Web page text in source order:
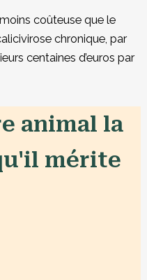
coûteuse que le
chronique, par
centaines d’euros par
animal la
mérite